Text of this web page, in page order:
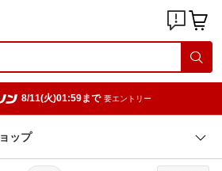
8/11(火)01:59まで 要エントリー
ップ